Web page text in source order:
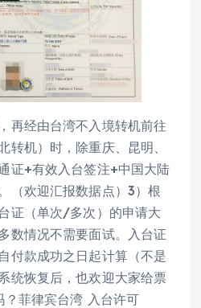
再经由台湾不入境转机前往
转机）时，除重庆、昆明、
证+有效入台签注+中国大陆
（欢迎汇报数据点）3）根
证（单次/多次）的申请大
数情况不需要面试。入台证
付款成功之日起计算（不是
统恢复后，也欢迎大家给票
菲律宾台湾 入台许可